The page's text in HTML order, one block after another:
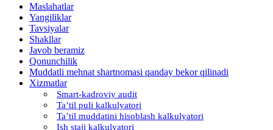
Maslahatlar
Yangiliklar
Tavsiyalar
Shakllar
Javob beramiz
Qonunchilik
Muddatli mehnat shartnomasi qanday bekor qilinadi
Xizmatlar
Smart-kadroviy audit
Ta’til puli kalkulyatori
Ta’til muddatini hisoblash kalkulyatori
Ish staji kalkulyatori